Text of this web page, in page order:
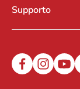
Supporto